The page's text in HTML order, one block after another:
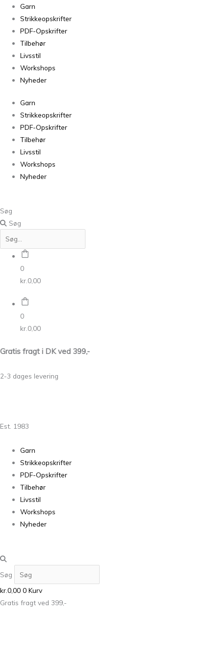
Garn
Strikkeopskrifter
PDF-Opskrifter
Tilbehør
Livsstil
Workshops
Nyheder
Garn
Strikkeopskrifter
PDF-Opskrifter
Tilbehør
Livsstil
Workshops
Nyheder
Søg
Søg
0
kr. 0,00
0
kr. 0,00
Gratis fragt i DK ved 399,-
2-3 dages levering
Est. 1983
Garn
Strikkeopskrifter
PDF-Opskrifter
Tilbehør
Livsstil
Workshops
Nyheder
Søg
kr.0,00 0 Kurv
Gratis fragt ved 399,-
Vimmerby
Grey
0463
antal